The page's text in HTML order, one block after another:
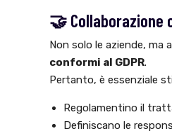
🤝 Collaborazione
Non solo le aziende, ma
conformi al GDPR.
Pertanto, è essenziale
Regolamentino il
Definiscano le